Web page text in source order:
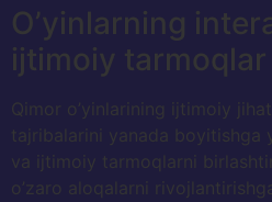
O’yinlarning
ijtimoiy tarmoqlar
Qimor o’yinlarining ijtimoiy
tajribalarini yanada boyitishga
va ijtimoiy tarmoqlarni
o’zaro aloqalarni